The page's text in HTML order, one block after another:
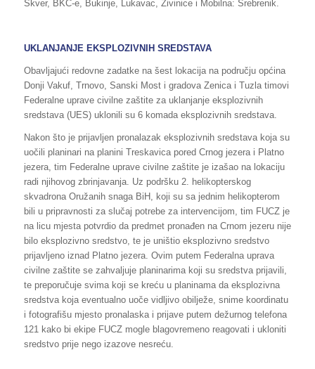
Skver, BKC-e, Bukinje, Lukavac, Živinice i Mobilna: Srebrenik.
UKLANJANJE EKSPLOZIVNIH SREDSTAVA
Obavljajući redovne zadatke na šest lokacija na području općina
Donji Vakuf, Trnovo, Sanski Most i gradova Zenica i Tuzla timovi
Federalne uprave civilne zaštite za uklanjanje eksplozivnih
sredstava (UES) uklonili su 6 komada eksplozivnih sredstava.
Nakon što je prijavljen pronalazak eksplozivnih sredstava koja su
uočili planinari na planini Treskavica pored Crnog jezera i Platno
jezera, tim Federalne uprave civilne zaštite je izašao na lokaciju
radi njihovog zbrinjavanja. Uz podršku 2. helikopterskog
skvadrona Oružanih snaga BiH, koji su sa jednim helikopterom
bili u pripravnosti za slučaj potrebe za intervencijom, tim FUCZ je
na licu mjesta potvrdio da predmet pronađen na Crnom jezeru nije
bilo eksplozivno sredstvo, te je uništio eksplozivno sredstvo
prijavljeno iznad Platno jezera. Ovim putem Federalna uprava
civilne zaštite se zahvaljuje planinarima koji su sredstva prijavili,
te preporučuje svima koji se kreću u planinama da eksplozivna
sredstva koja eventualno uoče vidljivo obilježe, snime koordinatu
i fotografišu mjesto pronalaska i prijave putem dežurnog telefona
121 kako bi ekipe FUCZ mogle blagovremeno reagovati i ukloniti
sredstvo prije nego izazove nesreću.